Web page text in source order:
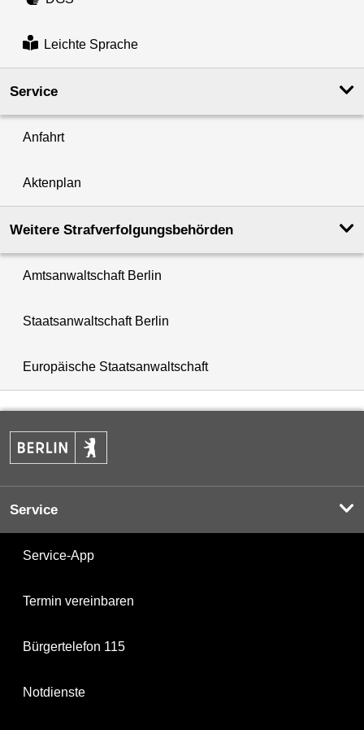
Leichte Sprache
Service
Anfahrt
Aktenplan
Weitere Strafverfolgungs­behörden
Amtsanwaltschaft Berlin
Staatsanwaltschaft Berlin
Europäische Staatsanwaltschaft
Service
Service-App
Termin vereinbaren
Bürgertelefon 115
Notdienste